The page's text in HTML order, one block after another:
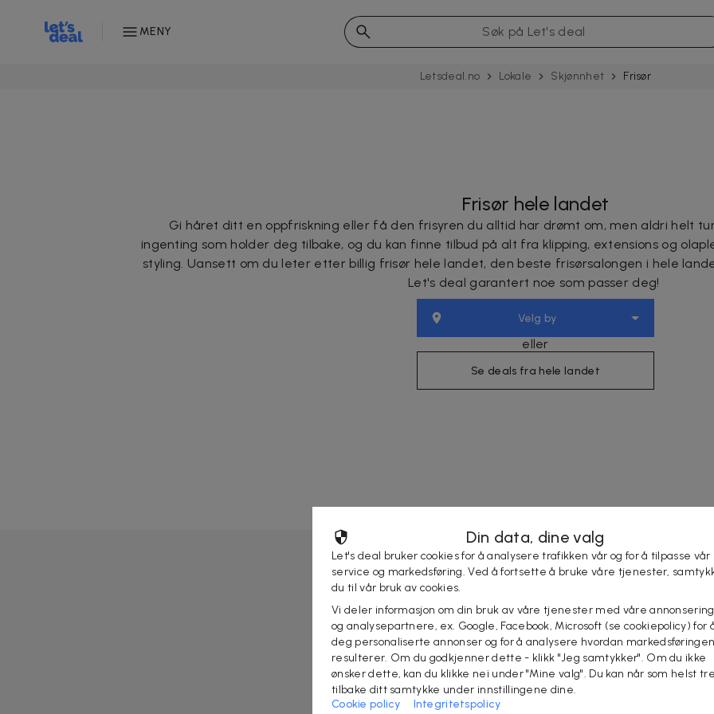
MENY
Letsdeal.no Lokale Skjønnhet Frisør
Frisør hele landet
Gi håret ditt en oppfriskning eller få den frisyren du alltid har drømt om, men aldri helt
ingenting som holder deg tilbake, og du kan finne tilbud på alt fra klipping, extensions og
styling. Uansett om du leter etter billig frisør hele landet, den beste frisørsalongen i hele
Let's deal garantert noe som passer deg!
Velg by
eller
Se deals fra hele landet
Din data, dine valg
Let's deal bruker cookies for å analysere trafikken vår og for å tilpasse vår
service og markedsføring. Ved å fortsette å bruke våre tjenester,
du til vår bruk av cookies.
Vi deler informasjon om din bruk av våre tjenester med våre
og analysepartnere, ex. Google, Facebook, Microsoft (se cookiepolicy) for
deg personaliserte annonser og for å analysere hvordan markedsføringen
resulterer. Om du godkjenner dette - klikk "Jeg samtykker". Om du ikke
ønsker dette, kan du klikke nei under "Mine valg". Du kan når som helst
tilbake ditt samtykke under innstillingene dine.
Cookie policy
Integritetspolicy